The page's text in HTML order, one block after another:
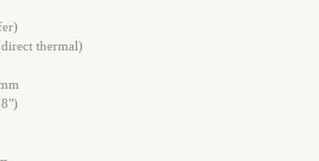
thermal)